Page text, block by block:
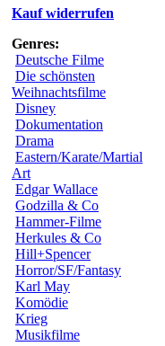
Kauf widerrufen
Genres:
Deutsche Filme
Die schönsten
Weihnachtsfilme
Disney
Dokumentation
Drama
Eastern/Karate/Martial
Art
Edgar Wallace
Godzilla & Co
Hammer-Filme
Herkules & Co
Hill+Spencer
Horror/SF/Fantasy
Karl May
Komödie
Krieg
Musikfilme